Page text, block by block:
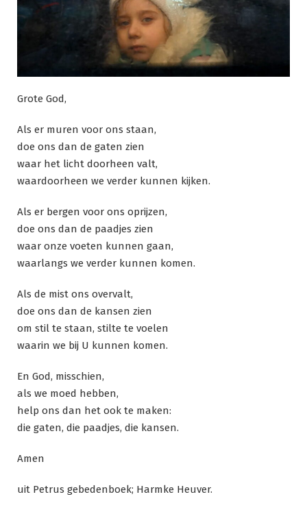
Grote God,
Als er muren voor ons staan,
doe ons dan de gaten zien
waar het licht doorheen valt,
waardoorheen we verder kunnen kijken.
Als er bergen voor ons oprijzen,
doe ons dan de paadjes zien
waar onze voeten kunnen gaan,
waarlangs we verder kunnen komen.
Als de mist ons overvalt,
doe ons dan de kansen zien
om stil te staan, stilte te voelen
waarin we bij U kunnen komen.
En God, misschien,
als we moed hebben,
help ons dan het ook te maken:
die gaten, die paadjes, die kansen.
Amen
uit Petrus gebedenboek; Harmke Heuver.